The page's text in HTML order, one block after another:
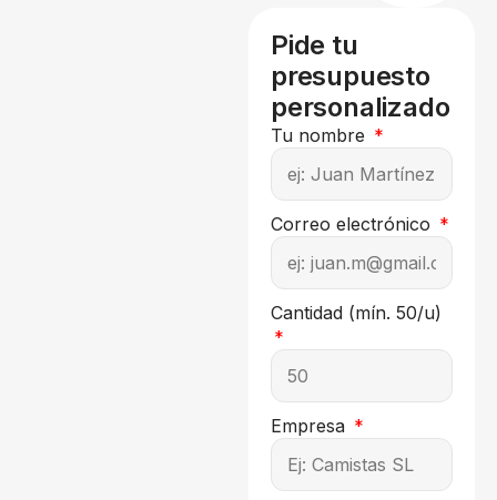
Pide tu
presupuesto
personalizado
Tu nombre
Correo electrónico
Cantidad (mín. 50/u)
Empresa